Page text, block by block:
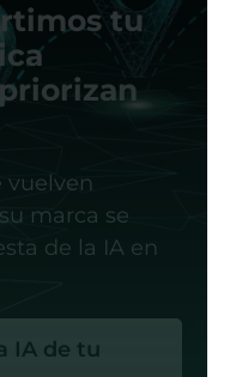
tu
vuelven
marca se
de la IA en
IA de tu